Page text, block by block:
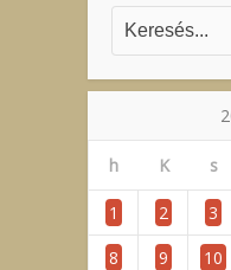
h K s
1 2 3
8
9 10